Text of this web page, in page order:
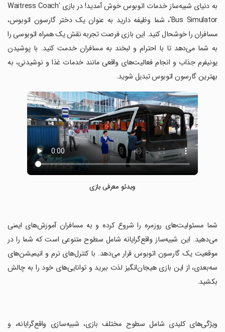
به دنیای شبیه‌ساز خدمات اتوبوس خوش آمدید! در بازی 'Waitress Coach
Bus Simulator'، شما وظیفه دارید به عنوان یک دختر گارسون اتوبوس،
مسافران را خوشحال کنید. این بازی فرصت تجربه نقش یک همراه اتوبوسی را
به شما می‌دهد تا با احترام و لبخند به مسافران خدمت کنید. با پوشیدن
یونیفرم جذاب و انجام فعالیت‌های واقعی مانند خدمات غذا و نوشیدنی، به
بهترین گارسون اتوبوس تبدیل شوید.
ویدئو معرفی بازی
‏شما مسئولیت‌های روزمره را شروع کرده و به مسافران آموزش‌های ایمنی
می‌دهید. این شبیه‌ساز واقع‌گرایانه شامل سطوح متنوعی است که شما را در
موقعیت یک گارسون اتوبوس قرار می‌دهد. با کنترل‌های نرم و انیمیشن‌های
سه‌بعدی، از این بازی هیجان‌انگیز لذت ببرید و توانایی‌های خود را به چالش
بکشید.
‏ویژگی‌های کلیدی شامل سطوح مختلف بازی، شبیه‌سازی واقع‌گرایانه، و